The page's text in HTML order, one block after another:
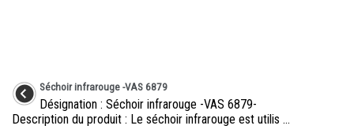
Séchoir infrarouge -VAS 6879
Désignation : Séchoir infrarouge -VAS 6879-
Description du produit : Le séchoir infrarouge est utilis ...